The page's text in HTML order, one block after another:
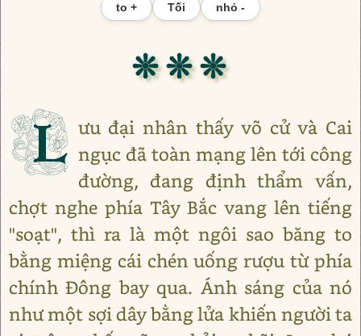
to + Tối nhỏ -
❊ ❊ ❊
L ưu đại nhân thấy võ cử và Cai
ngục đã toàn mạng lên tới công
đường, đang định thẩm vấn,
chợt nghe phía Tây Bắc vang lên tiếng
"soạt", thì ra là một ngôi sao băng to
bằng miệng cái chén uống rượu từ phía
chính Đông bay qua. Ánh sáng của nó
như một sợi dây bằng lửa khiến người ta